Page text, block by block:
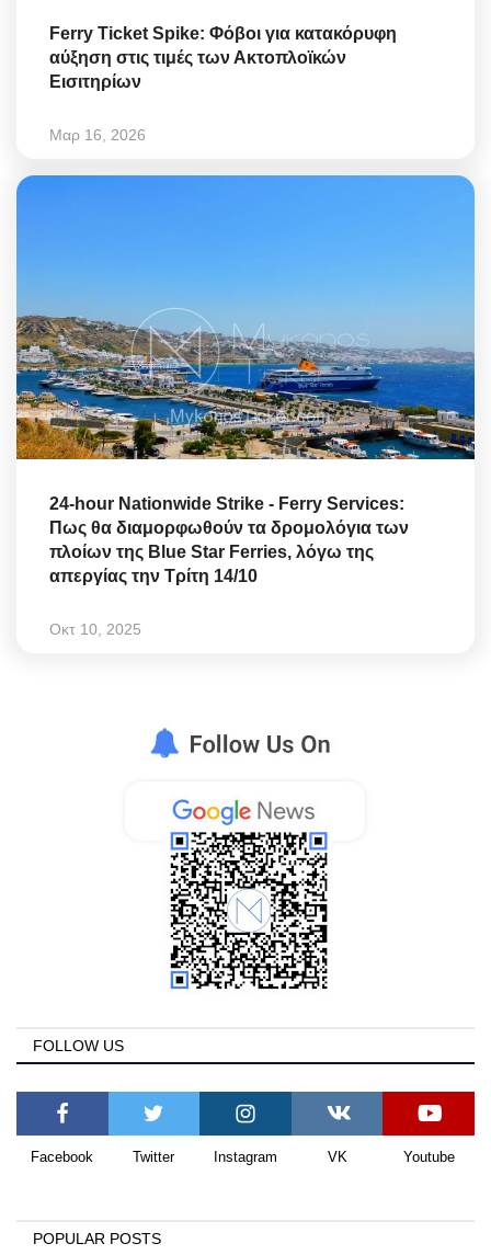
Ferry Ticket Spike: Φόβοι για κατακόρυφη
αύξηση στις τιμές των Ακτοπλοϊκών
Εισιτηρίων
Μαρ 16, 2026
24-hour Nationwide Strike - Ferry Services:
Πως θα διαμορφωθούν τα δρομολόγια των
πλοίων της Blue Star Ferries, λόγω της
απεργίας την Τρίτη 14/10
Οκτ 10, 2025
FOLLOW US
Facebook Twitter Instagram VK Youtube
POPULAR POSTS